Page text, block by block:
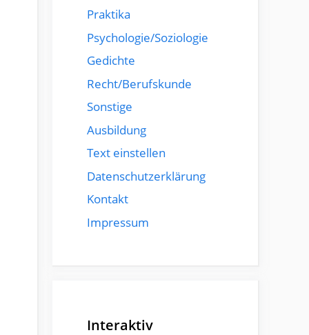
Praktika
Psychologie/Soziologie
Gedichte
Recht/Berufskunde
Sonstige
Ausbildung
Text einstellen
Datenschutzerklärung
Kontakt
Impressum
Interaktiv